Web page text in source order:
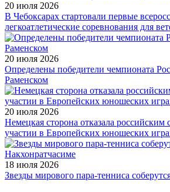
20 июля 2026
В Чебоксарах стартовали первые
легкоатлетические соревнования для
20 июля 2026
Определены победители чемпионата
Раменском
20 июля 2026
Немецкая сторона отказала российским
участии в Европейских юношеских
18 июля 2026
Звезды мирового пара-тенниса